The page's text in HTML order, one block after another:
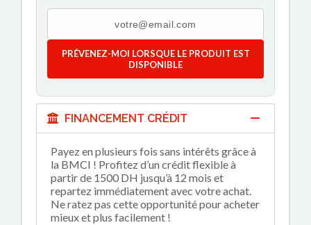
PRÉVENEZ-MOI LORSQUE LE PRODUIT EST
DISPONIBLE
FINANCEMENT CRÉDIT
Payez en plusieurs fois sans intérêts grâce à
la BMCI ! Profitez d’un crédit flexible à
partir de 1500 DH jusqu’à 12 mois et
repartez immédiatement avec votre achat.
Ne ratez pas cette opportunité pour acheter
mieux et plus facilement !